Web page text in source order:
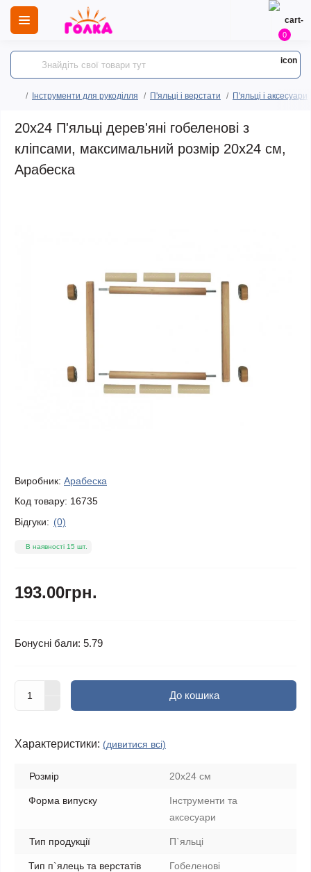
0
Інструменти для рукоділля П'яльці і верстати П'яльці і аксесуари
20х24 П'яльці дерев'яні гобеленові з
кліпсами, максимальний розмір 20х24 см,
Арабеска
Виробник: Арабеска
Код товару: 16735
Відгуки: (0)
В наявності 15 шт.
193.00грн.
Бонусні бали: 5.79
До кошика
Характеристики: (дивитися всі)
Розмір 20х24 см
Форма випуску
Інструменти та
аксесуари
Тип продукції П`яльці
Тип п`ялець та верстатів Гобеленові